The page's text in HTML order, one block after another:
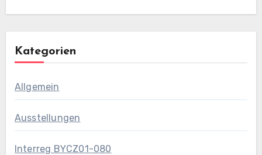
Kategorien
Allgemein
Ausstellungen
Interreg BYCZ01-080